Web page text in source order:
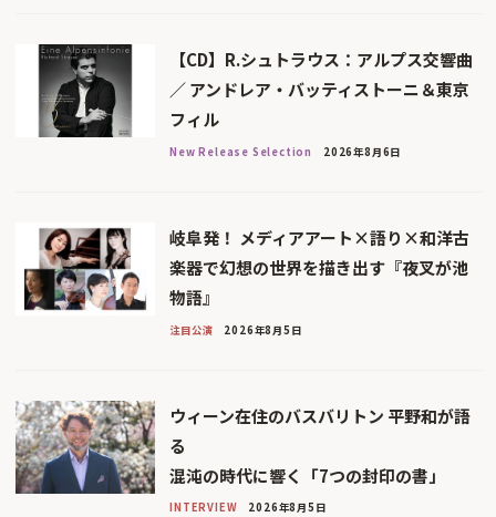
【CD】R.シュトラウス：アルプス交響曲
／ アンドレア・バッティストーニ＆東京
フィル
New Release Selection 2026年8月6日
岐阜発！ メディアアート×語り×和洋古
楽器で幻想の世界を描き出す『夜叉が池
物語』
注目公演 2026年8月5日
ウィーン在住のバスバリトン 平野和が語
る
混沌の時代に響く「7つの封印の書」
INTERVIEW 2026年8月5日